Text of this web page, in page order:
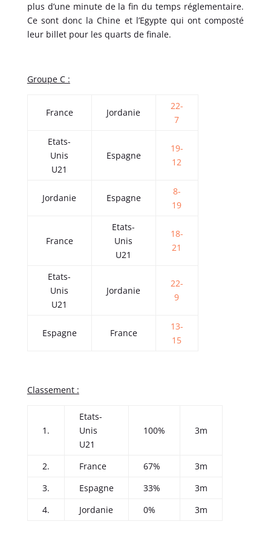
plus d’une minute de la fin du temps réglementaire.
Ce sont donc la Chine et l’Egypte qui ont composté
leur billet pour les quarts de finale.
Groupe C :
France Jordanie
22-
7
Etats-
Unis
U21
Espagne
19-
12
Jordanie Espagne
8-
19
France
Etats-
Unis
U21
18-
21
Etats-
Unis
U21
Jordanie
22-
9
Espagne France
13-
15
Classement :
1.
Etats-
Unis
U21
100% 3m
2. France 67%
3m
3.
Espagne 33%
3m
4.
Jordanie 0% 3m